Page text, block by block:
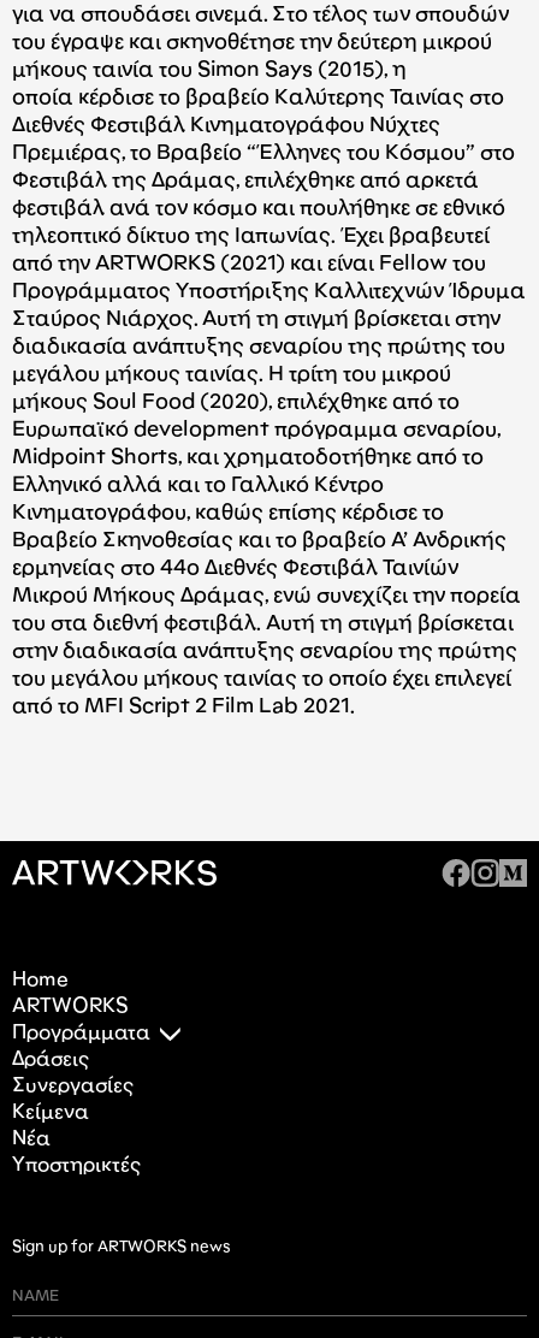
για να σπουδάσει σινεμά. Στο τέλος των σπουδών
του έγραψε και σκηνοθέτησε την δεύτερη μικρού
μήκους ταινία του Simon Says (2015), η
οποία κέρδισε το βραβείο Καλύτερης Ταινίας στο
Διεθνές Φεστιβάλ Κινηματογράφου Νύχτες
Πρεμιέρας, το Βραβείο “Έλληνες του Κόσμου” στο
Φεστιβάλ της Δράμας, επιλέχθηκε από αρκετά
φεστιβάλ ανά τον κόσμο και πουλήθηκε σε εθνικό
τηλεοπτικό δίκτυο της Ιαπωνίας. Έχει βραβευτεί
από την ARTWORKS (2021) και είναι Fellow του
Προγράμματος Υποστήριξης Καλλιτεχνών Ίδρυμα
Σταύρος Νιάρχος. Αυτή τη στιγμή βρίσκεται στην
διαδικασία ανάπτυξης σεναρίου της πρώτης του
μεγάλου μήκους ταινίας. Η τρίτη του μικρού
μήκους Soul Food (2020), επιλέχθηκε από το
Ευρωπαϊκό development πρόγραμμα σεναρίου,
Midpoint Shorts, και χρηματοδοτήθηκε από το
Ελληνικό αλλά και το Γαλλικό Κέντρο
Κινηματογράφου, καθώς επίσης κέρδισε το
Βραβείο Σκηνοθεσίας και το βραβείο Α’ Ανδρικής
ερμηνείας στο 44ο Διεθνές Φεστιβάλ Ταινίών
Μικρού Μήκους Δράμας, ενώ συνεχίζει την πορεία
του στα διεθνή φεστιβάλ. Αυτή τη στιγμή βρίσκεται
στην διαδικασία ανάπτυξης σεναρίου της πρώτης
του μεγάλου μήκους ταινίας το οποίο έχει επιλεγεί
από το MFI Script 2 Film Lab 2021.
Home
ARTWORKS
Προγράμματα
Δράσεις
Συνεργασίες
Κείμενα
Nέα
Υποστηρικτές
Sign up for ARTWORKS news